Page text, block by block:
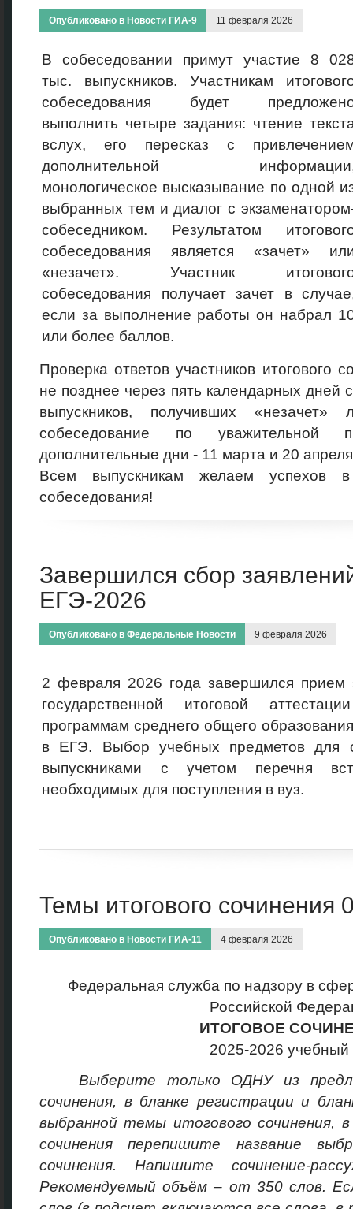
Опубликовано в Новости ГИА-9 11 февраля 2026
В собеседовании примут участие 8
тыс. выпускников. Участникам
собеседования будет
выполнить четыре задания: чтение
вслух, его пересказ с
дополнительной
монологическое высказывание по одной
выбранных тем и диалог с
собеседником. Результатом
собеседования является «зачет»
«незачет». Участник
собеседования получает зачет в
если за выполнение работы он набрал
или более баллов.
Проверка ответов участников итогового
не позднее через пять календарных дней
выпускников, получивших
собеседование по уважительной
дополнительные дни - 11 марта и 20
Всем выпускникам желаем успехов в
собеседования!
Завершился сбор
ЕГЭ-2026
Опубликовано в Федеральные Новости 9 февраля 2026
2 февраля 2026 года завершился прием
государственной итоговой
программам среднего общего
в ЕГЭ. Выбор учебных предметов для
выпускниками с учетом перечня
необходимых для поступления в вуз.
Темы итогового сочинения
Опубликовано в Новости ГИА-11 4 февраля 2026
Федеральная служба по надзору в
Российской
ИТОГОВОЕ
2025-2026 учебный
Выберите только ОДНУ из
сочинения, в бланке регистрации и
выбранной темы итогового сочинения,
сочинения перепишите название
сочинения. Напишите сочинение-
Рекомендуемый объём – от 350 слов.